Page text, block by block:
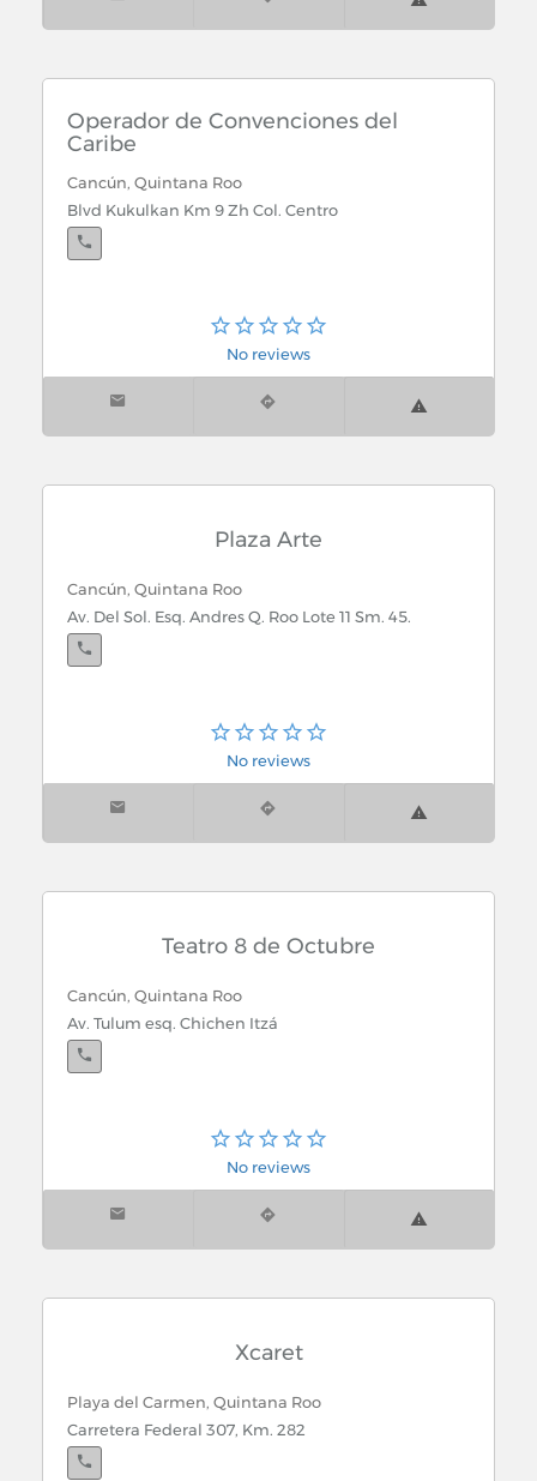
Operador de Convenciones del
Caribe
Cancún, Quintana Roo
Blvd Kukulkan Km 9 Zh Col. Centro
No reviews
Plaza Arte
Cancún, Quintana Roo
Av. Del Sol. Esq. Andres Q. Roo Lote 11 Sm. 45.
No reviews
Teatro 8 de Octubre
Cancún, Quintana Roo
Av. Tulum esq. Chichen Itzá
No reviews
Xcaret
Playa del Carmen, Quintana Roo
Carretera Federal 307, Km. 282